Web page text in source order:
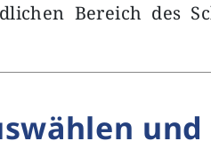
Bereich des